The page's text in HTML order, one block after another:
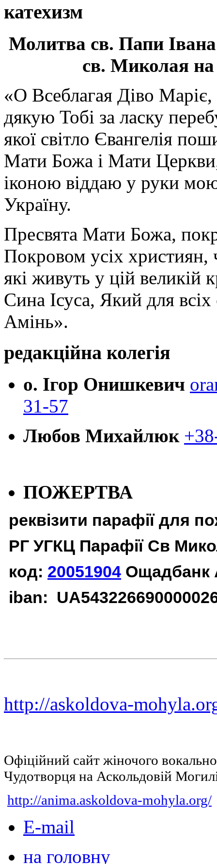
катехизм
Молитва св. Папи
св. Миколая на
«О Всеблагая Діво
дякую Тобі за ласку
якої світло Євангелія
Мати Божа і Мати
іконою віддаю у руки
Україну.
Пресвята Мати Божа,
Покровом усіх християн,
які живуть у цій великій
Сина Ісуса, Який для
Амінь».
редакційна колегія
о. Ігор Онишкевич
31-57
Любов Михайлюк
ПОЖЕРТВА
реквізити парафії для
РГ УГКЦ Парафії Св
код: 20051904 Ощадбанк
iban:
http://askoldova-
Офіційний сайт жіночого
Чудотворця на Аскольдовій
http://anima.askoldova-mohyla.org/
E-mail
на головну